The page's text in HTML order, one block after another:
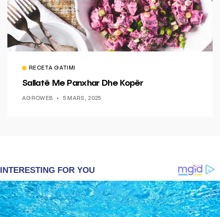
RECETA GATIMI
Sallatë Me Panxhar Dhe Kopër
AGROWEB 5 MARS, 2025